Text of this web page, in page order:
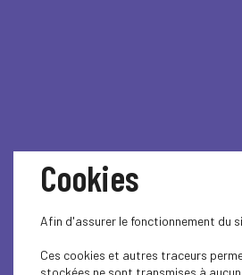
Cookies
Afin d'assurer le fonctionnement du
Ces cookies et autres traceurs
stockées ne sont transmises à